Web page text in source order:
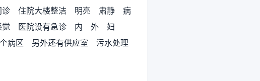
诊 住院大楼整洁 明亮 肃静 病
感觉 医院设有急诊 内 外 妇
区 另外还有供应室 污水处理